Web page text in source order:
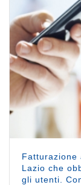
Fatturazione
Lazio che
gli utenti.